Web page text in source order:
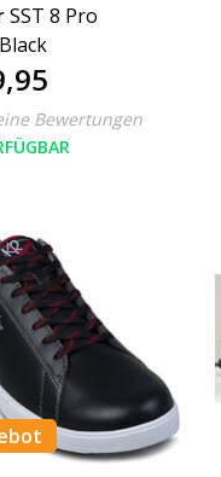
SST 8 Pro
Bewertungen